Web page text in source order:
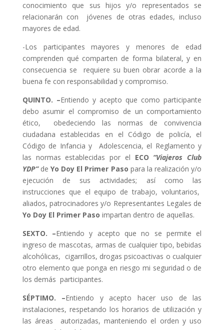
conocimiento que sus hijos y/o representados se
relacionarán con jóvenes de otras edades, incluso
mayores de edad.
-Los participantes mayores y menores de edad
comprenden qué comparten de forma bilateral, y en
consecuencia se requiere su buen obrar acorde a la
buena fe con responsabilidad y compromiso.
QUINTO. –Entiendo y acepto que como participante
debo asumir el compromiso de un comportamiento
ético, obedeciendo las normas de convivencia
ciudadana establecidas en el Código de policía, el
Código de Infancia y Adolescencia, el Reglamento y
las normas establecidas por el ECO “Viajeros Club
YDP” deYo Doy El Primer Paso para la realización y/o
ejecución de sus actividades; así como las
instrucciones que el equipo de trabajo, voluntarios,
aliados, patrocinadores y/o Representantes Legales de
Yo Doy El Primer Paso impartan dentro de aquellas.
SEXTO. –Entiendo y acepto que no se permite el
ingreso de mascotas, armas de cualquier tipo, bebidas
alcohólicas, cigarrillos, drogas psicoactivas o cualquier
otro elemento que ponga en riesgo mi seguridad o de
los demás participantes.
SÉPTIMO. –Entiendo y acepto hacer uso de las
instalaciones, respetando los horarios de utilización y
las áreas autorizadas, manteniendo el orden y uso